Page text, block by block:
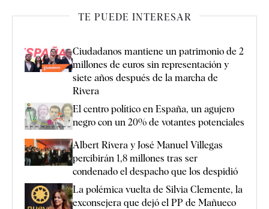
TE PUEDE INTERESAR
Ciudadanos mantiene un patrimonio de 2
millones de euros sin representación y
siete años después de la marcha de
Rivera
El centro político en España, un agujero
negro con un 20% de votantes potenciales
Albert Rivera y José Manuel Villegas
percibirán 1,8 millones tras ser
condenado el despacho que los despidió
La polémica vuelta de Silvia Clemente, la
exconsejera que dejó el PP de Mañueco